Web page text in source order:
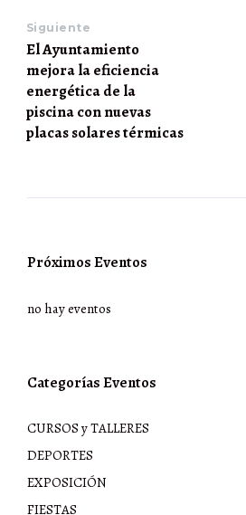
Siguiente
El Ayuntamiento
mejora la eficiencia
energética de la
piscina con nuevas
placas solares térmicas
Próximos Eventos
no hay eventos
Categorías Eventos
CURSOS y TALLERES
DEPORTES
EXPOSICIÓN
FIESTAS